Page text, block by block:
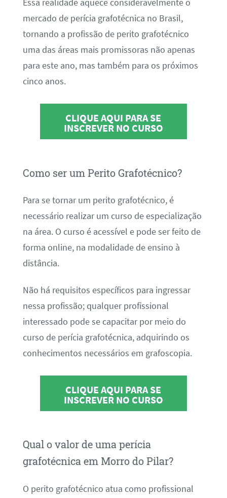
Essa realidade aquece consideravelmente o
mercado de perícia grafotécnica no Brasil,
tornando a profissão de perito grafotécnico
uma das áreas mais promissoras não apenas
para este ano, mas também para os próximos
cinco anos.
CLIQUE AQUI PARA SE
INSCREVER NO CURSO
Como ser um Perito Grafotécnico?
Para se tornar um perito grafotécnico, é
necessário realizar um curso de especialização
na área. O curso é acessível e pode ser feito de
forma online, na modalidade de ensino à
distância.
Não há requisitos específicos para ingressar
nessa profissão; qualquer profissional
interessado pode se capacitar por meio do
curso de perícia grafotécnica, adquirindo os
conhecimentos necessários em grafoscopia.
CLIQUE AQUI PARA SE
INSCREVER NO CURSO
Qual o valor de uma perícia
grafotécnica em Morro do Pilar?
O perito grafotécnico atua como profissional